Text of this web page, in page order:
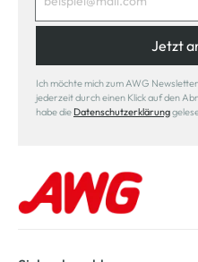
Jetzt
Ich möchte mich zum AWG
jederzeit durch einen Klick auf den
habe die Datenschutzerklärung